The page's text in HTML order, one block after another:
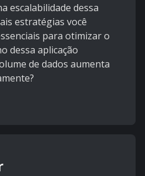
escalabilidade dessa
estratégias você
para otimizar o
dessa aplicação
de dados aumenta